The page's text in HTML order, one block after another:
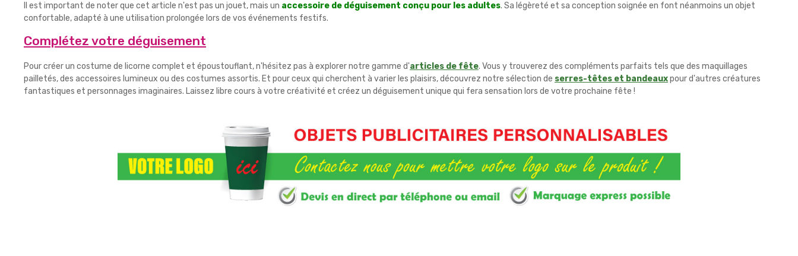
Il est important de noter que cet article n'est pas un jouet, mais un accessoire de déguisement conçu pour les adultes. Sa légèreté et sa conception soignée en font néanmoins un objet
confortable, adapté à une utilisation prolongée lors de vos événements festifs.
Complétez votre déguisement
Pour créer un costume de licorne complet et époustouflant, n'hésitez pas à explorer notre gamme d'articles de fête. Vous y trouverez des compléments parfaits tels que des maquillages
pailletés, des accessoires lumineux ou des costumes assortis. Et pour ceux qui cherchent à varier les plaisirs, découvrez notre sélection de serres-têtes et bandeauxpour d'autres créatures
fantastiques et personnages imaginaires. Laissez libre cours à votre créativité et créez un déguisement unique qui fera sensation lors de votre prochaine fête !